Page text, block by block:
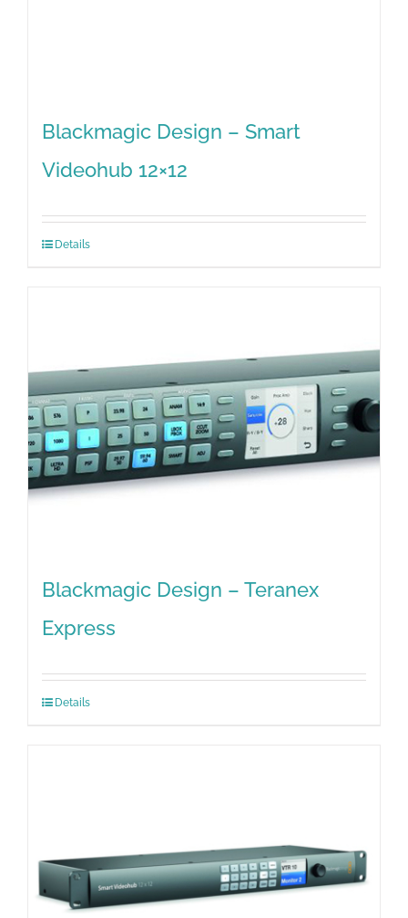
Blackmagic Design – Smart
Videohub 12×12
Details
Blackmagic Design – Teranex
Express
Details